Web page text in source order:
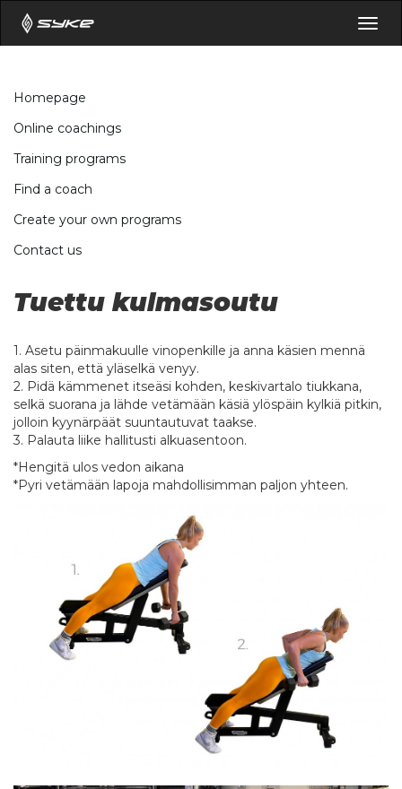
Homepage
Online coachings
Training programs
Find a coach
Create your own programs
Contact us
Tuettu kulmasoutu
1. Asetu päinmakuulle vinopenkille ja anna käsien mennä
alas siten, että yläselkä venyy.
2. Pidä kämmenet itseäsi kohden, keskivartalo tiukkana,
selkä suorana ja lähde vetämään käsiä ylöspäin kylkiä pitkin,
jolloin kyynärpäät suuntautuvat taakse.
3. Palauta liike hallitusti alkuasentoon.
*Hengitä ulos vedon aikana
*Pyri vetämään lapoja mahdollisimman paljon yhteen.